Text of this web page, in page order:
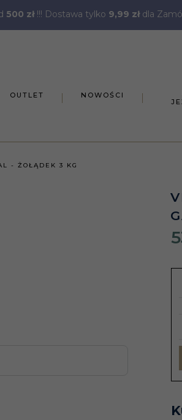
500 zł!!! Dostawa tylko 9,99 złdla
OUTLET NOWOŚCI
- ŻOŁĄDEK 3 KG